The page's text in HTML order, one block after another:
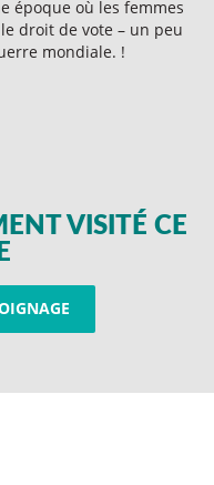
époque où les femmes
droit de vote – un peu
mondiale. !
VISITÉ CE